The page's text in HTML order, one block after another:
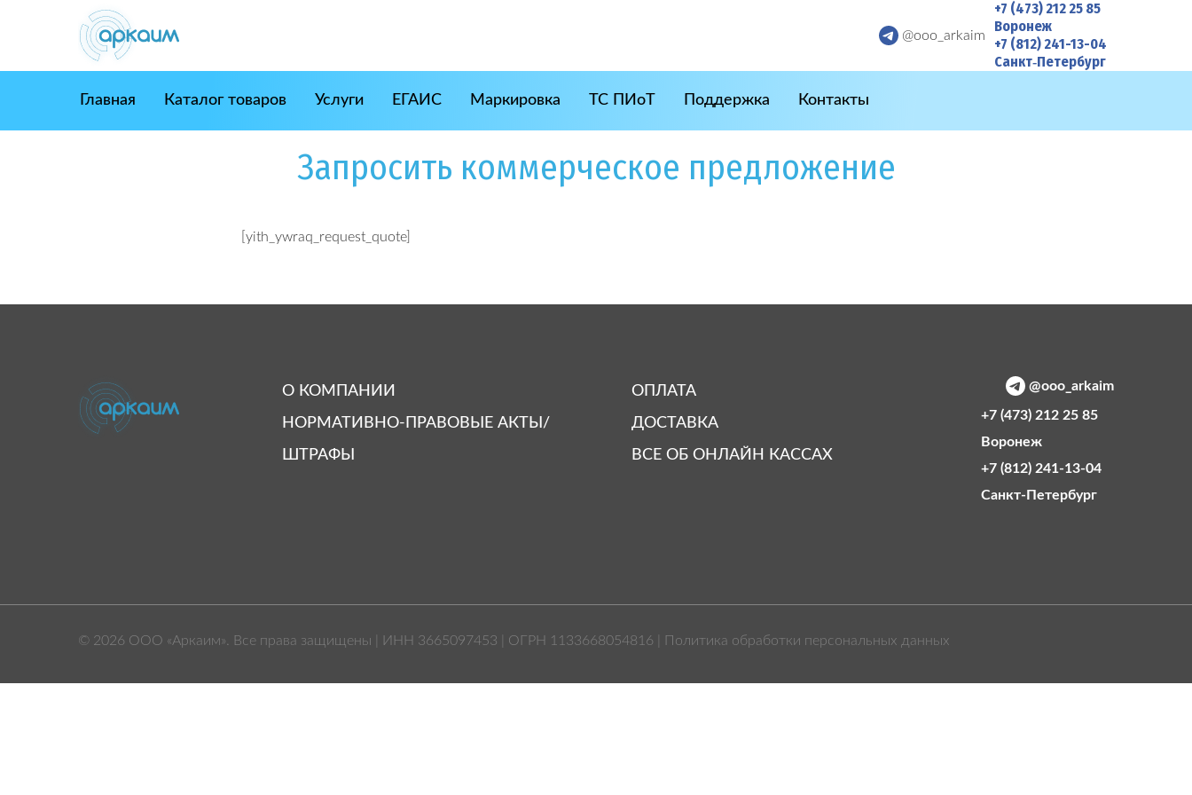
@ooo_arkaim
+7 (473) 212 25 85
Воронеж
+7 (812) 241-13-04
Санкт‑Петербург
Главная Каталог товаров Услуги ЕГАИС Маркировка ТС ПИоТ Поддержка Контакты
Запросить коммерческое предложение
[yith_ywraq_request_quote]
О КОМПАНИИ
НОРМАТИВНО-ПРАВОВЫЕ АКТЫ/
ШТРАФЫ
ОПЛАТА
ДОСТАВКА
ВСЕ ОБ ОНЛАЙН КАССАХ
@ooo_arkaim
+7 (473) 212 25 85
Воронеж
+7 (812) 241-13-04
Санкт‑Петербург
© 2026 ООО «Аркаим». Все права защищены | ИНН 3665097453 | ОГРН 1133668054816 | Политика обработки персональных данных